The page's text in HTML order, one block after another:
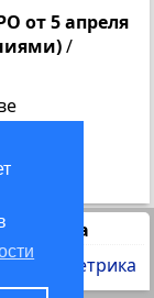
от 5 апреля
/